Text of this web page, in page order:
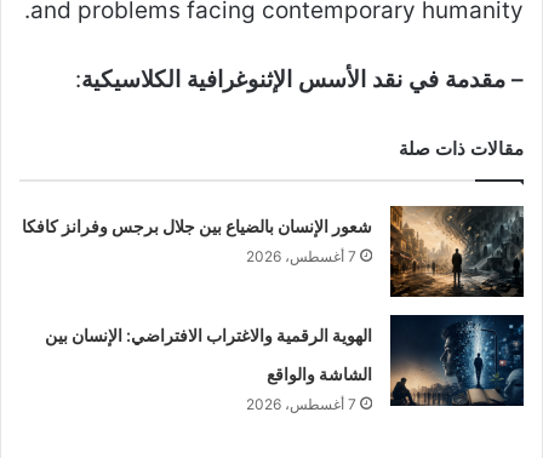
and problems facing contemporary humanity.
– مقدمة في نقد الأسس الإثنوغرافية الكلاسيكية:
مقالات ذات صلة
شعور الإنسان بالضياع بين جلال برجس وفرانز كافكا
7 أغسطس، 2026
الهوية الرقمية والاغتراب الافتراضي: الإنسان بين
الشاشة والواقع
7 أغسطس، 2026